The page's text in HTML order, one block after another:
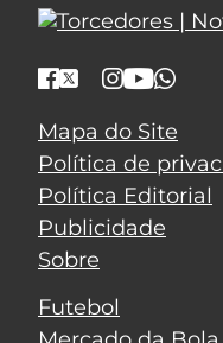
Mapa do Site
Política de
Política Editorial
Publicidade
Sobre
Futebol